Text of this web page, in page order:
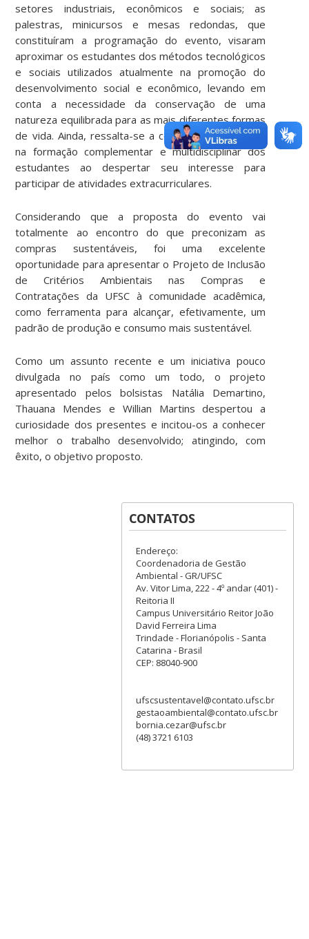
setores industriais, econômicos e sociais; as
palestras, minicursos e mesas redondas, que
constituíram a programação do evento, visaram
aproximar os estudantes dos métodos tecnológicos
e sociais utilizados atualmente na promoção do
desenvolvimento social e econômico, levando em
conta a necessidade da conservação de uma
natureza equilibrada para as mais diferentes formas
de vida. Ainda, ressalta-se a contribuição da SAESA
na formação complementar e multidisciplinar dos
estudantes ao despertar seu interesse para
participar de atividades extracurriculares.
Considerando que a proposta do evento vai
totalmente ao encontro do que preconizam as
compras sustentáveis, foi uma excelente
oportunidade para apresentar o Projeto de Inclusão
de Critérios Ambientais nas Compras e
Contratações da UFSC à comunidade acadêmica,
como ferramenta para alcançar, efetivamente, um
padrão de produção e consumo mais sustentável.
Como um assunto recente e um iniciativa pouco
divulgada no país como um todo, o projeto
apresentado pelos bolsistas Natália Demartino,
Thauana Mendes e Willian Martins despertou a
curiosidade dos presentes e incitou-os a conhecer
melhor o trabalho desenvolvido; atingindo, com
êxito, o objetivo proposto.
CONTATOS
Endereço:
Coordenadoria de Gestão
Ambiental - GR/UFSC
Av. Vitor Lima, 222 - 4º andar (401) -
Reitoria II
Campus Universitário Reitor João
David Ferreira Lima
Trindade - Florianópolis - Santa
Catarina - Brasil
CEP: 88040-900
ufscsustentavel@contato.ufsc.br
gestaoambiental@contato.ufsc.br
bornia.cezar@ufsc.br
(48) 3721 6103